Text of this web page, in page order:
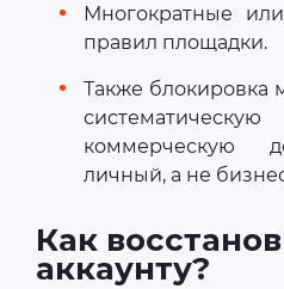
Многократные
правил площадки.
Также блокировка
коммерческую
личный, а не
Как
аккаунту?